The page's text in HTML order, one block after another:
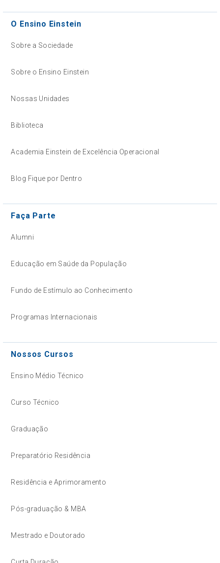
O Ensino Einstein
Sobre a Sociedade
Sobre o Ensino Einstein
Nossas Unidades
Biblioteca
Academia Einstein de Excelência Operacional
Blog Fique por Dentro
Faça Parte
Alumni
Educação em Saúde da População
Fundo de Estímulo ao Conhecimento
Programas Internacionais
Nossos Cursos
Ensino Médio Técnico
Curso Técnico
Graduação
Preparatório Residência
Residência e Aprimoramento
Pós-graduação & MBA
Mestrado e Doutorado